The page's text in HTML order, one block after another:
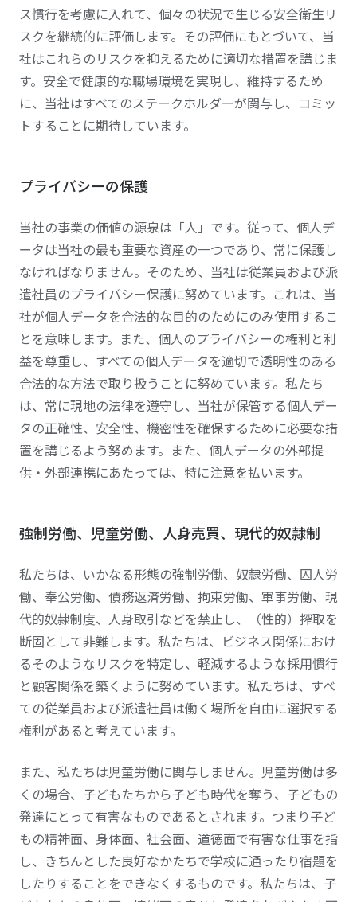
ス慣行を考慮に入れて、個々の状況で生じる安全衛生リ
スクを継続的に評価します。その評価にもとづいて、当
社はこれらのリスクを抑えるために適切な措置を講じま
す。安全で健康的な職場環境を実現し、維持するため
に、当社はすべてのステークホルダーが関与し、コミッ
トすることに期待しています。
プライバシーの保護
当社の事業の価値の源泉は「人」です。従って、個人デ
ータは当社の最も重要な資産の一つであり、常に保護し
なければなりません。そのため、当社は従業員および派
遣社員のプライバシー保護に努めています。これは、当
社が個人データを合法的な目的のためにのみ使用するこ
とを意味します。また、個人のプライバシーの権利と利
益を尊重し、すべての個人データを適切で透明性のある
合法的な方法で取り扱うことに努めています。私たち
は、常に現地の法律を遵守し、当社が保管する個人デー
タの正確性、安全性、機密性を確保するために必要な措
置を講じるよう努めます。また、個人データの外部提
供・外部連携にあたっては、特に注意を払います。
強制労働、児童労働、人身売買、現代的奴隷制
私たちは、いかなる形態の強制労働、奴隷労働、囚人労
働、奉公労働、債務返済労働、拘束労働、軍事労働、現
代的奴隷制度、人身取引などを禁止し、（性的）搾取を
断固として非難します。私たちは、ビジネス関係におけ
るそのようなリスクを特定し、軽減するような採用慣行
と顧客関係を築くように努めています。私たちは、すべ
ての従業員および派遣社員は働く場所を自由に選択する
権利があると考えています。
また、私たちは児童労働に関与しません。児童労働は多
くの場合、子どもたちから子ども時代を奪う、子どもの
発達にとって有害なものであるとされます。つまり子ど
もの精神面、身体面、社会面、道徳面で有害な仕事を指
し、きちんとした良好なかたちで学校に通ったり宿題を
したりすることをできなくするものです。私たちは、子